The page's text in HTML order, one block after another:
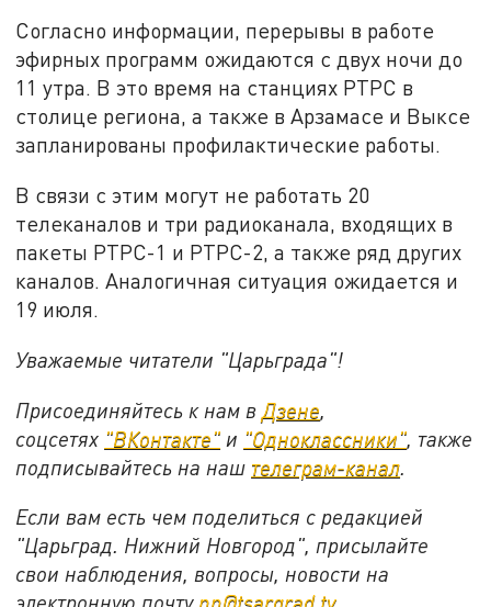
Согласно информации, перерывы в работе
эфирных программ ожидаются с двух ночи до
11 утра. В это время на станциях РТРС в
столице региона, а также в Арзамасе и Выксе
запланированы профилактические работы.
В связи с этим могут не работать 20
телеканалов и три радиоканала, входящих в
пакеты РТРС-1 и РТРС-2, а также ряд других
каналов. Аналогичная ситуация ожидается и
19 июля.
Уважаемые читатели "Царьграда"!
Присоединяйтесь к нам в Дзене
соцсетях "ВКонтакте" и "Одноклассники" также
подписывайтесь на наш телеграм-канал
Если вам есть чем поделиться с редакцией
"Царьград. Нижний Новгород", присылайте
свои наблюдения, вопросы, новости на